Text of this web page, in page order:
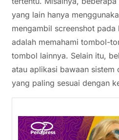
yang lain hanya
mengambil screenshot
adalah memahami tombol-
tombol lainnya. Selain itu,
atau aplikasi bawaan sistem
yang paling sesuai dengan